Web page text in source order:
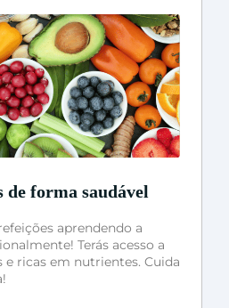
de forma saudável
aprendendo a
Terás acesso a
e ricas em nutrientes. Cuida